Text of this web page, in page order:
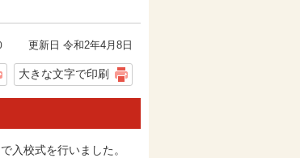
更新日 令和2年4月8日
大きな文字で印刷
入校式を行いました。